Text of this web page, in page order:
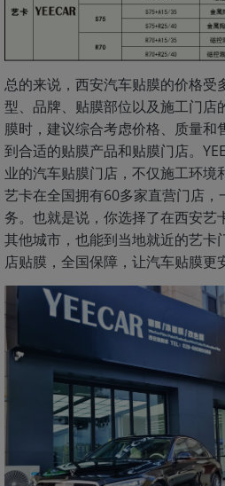
总的来说，西安汽车贴膜的价格受
型、品牌、贴膜部位以及施工门店
膜时，建议综合考虑价格、质量和
到合适的贴膜产品和贴膜门店。
业的汽车贴膜门店，不仅施工环境
艺卡在全国拥有60多家直营门店，
务。也就是说，你选择了在西安艺
其他城市，也能到当地就近的艺卡
店贴膜，全国保障，让汽车贴膜更